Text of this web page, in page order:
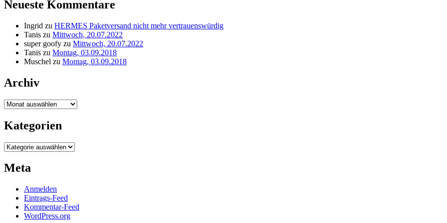
Neueste Kommentare
Ingrid zu HERMES Paketversand nicht mehr vertrauenswürdig
Tanis zu Mittwoch, 20.07.2022
super goofy zu Mittwoch, 20.07.2022
Tanis zu Montag, 03.09.2018
Muschel zu Montag, 03.09.2018
Archiv
Archiv
Kategorien
Kategorien
Meta
Anmelden
Eintrags-Feed
Kommentar-Feed
WordPress.org